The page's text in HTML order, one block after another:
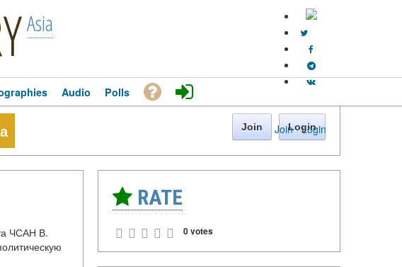
Asia
Join · Login
Audio Polls
Join Login
ЧСАН В.
RATE
0 votes